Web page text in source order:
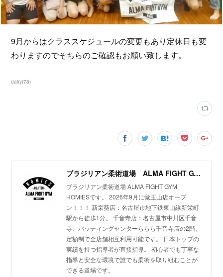
9月からはクラススケジュールの変更もあり定休日も変
わりますのでそちらのご確認もお願い致します。
dairy(78)
ブラジリアン柔術道場 ALMA FIGHT GYM HOMIES(ホーミーズ)
ブラジリアン柔術道場 ALMA FIGHT GYM
HOMIESです。 2026年9月に覚王山店オープ
ン！！！ 新栄葵店：名古屋市地下鉄東山線新栄町
駅から徒歩1分。 千音寺店：名古屋市中川区千音
寺、バッティングセンターららら千音寺店の2階。
定額制で全店舗相互利用可能です。 日本トップの
実績を持つ指導者が直接指導。 初心者でも丁寧な
指導と安全な環境で誰でも柔術を取り組むことが
できる道場です。